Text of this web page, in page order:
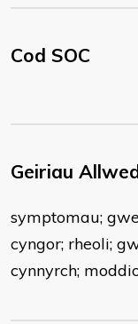
Cod SOC
Geiriau
symptomau;
cyngor; rheoli;
cynnyrch;